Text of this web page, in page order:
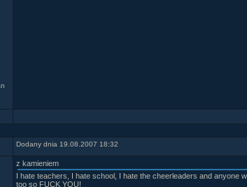
Dodany dnia 19.08.2007 18:32
z kamieniem
I hate teachers, I hate school, I hate the cheerleaders and anyone
too so FUCK YOU!